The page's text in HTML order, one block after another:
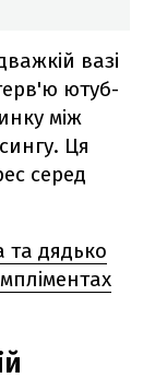
вазі
ютуб-
між
Ця
серед
та дядько